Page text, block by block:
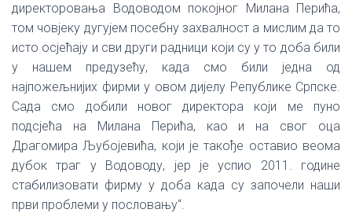
директоровања Водоводом покојног Милана Перића,
том човјеку дугујем посебну захвалност а мислим да то
исто осјећају и сви други радници који су у то доба били
у нашем предузећу, када смо били једна од
најпожељнијих фирми у овом дијелу Републике Српске.
Сада смо добили новог директора који ме пуно
подсјећа на Милана Перића, као и на свог оца
Драгомира Љубојевића, који је такође оставио веома
дубок траг у Водоводу, јер је успио 2011. године
стабилизовати фирму у доба када су започели наши
први проблеми у пословању“.